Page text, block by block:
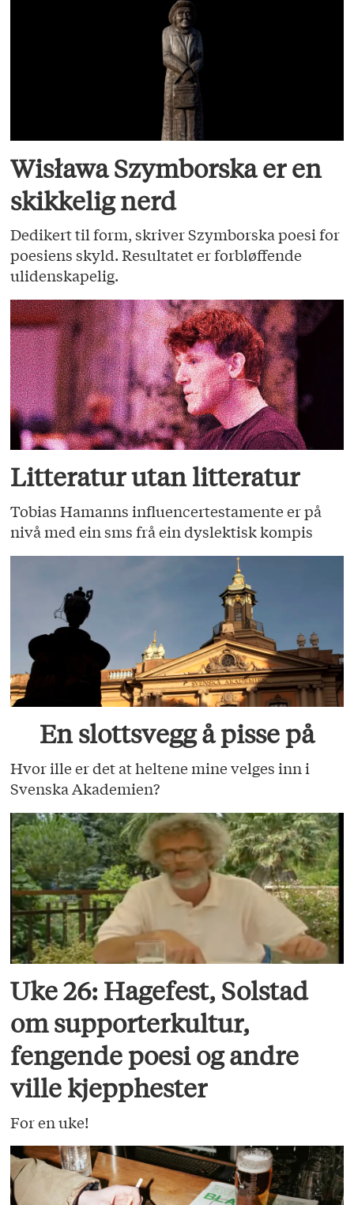
Wisława Szymborska er en
skikkelig nerd
Dedikert til form, skriver Szymborska poesi for
poesiens skyld. Resultatet er forbløffende
ulidenskapelig.
Litteratur utan litteratur
Tobias Hamanns influencertestamente er på
nivå med ein sms frå ein dyslektisk kompis
En slottsvegg å pisse på
Hvor ille er det at heltene mine velges inn i
Svenska Akademien?
Uke 26: Hagefest, Solstad
om supporterkultur,
fengende poesi og andre
ville kjepphester
For en uke!